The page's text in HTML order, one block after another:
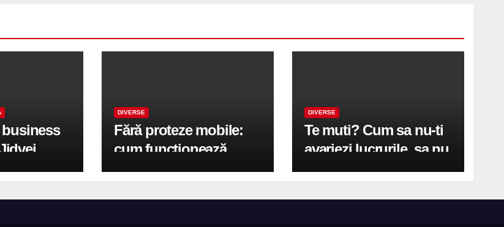
în
DIVERSE
Fără proteze mobile:
cum funcționează
reabilitarea completă
DIVERSE
Te muti? Cum sa nu-ti
avariezi lucrurile, sa nu
zgarii podeaua sau sa